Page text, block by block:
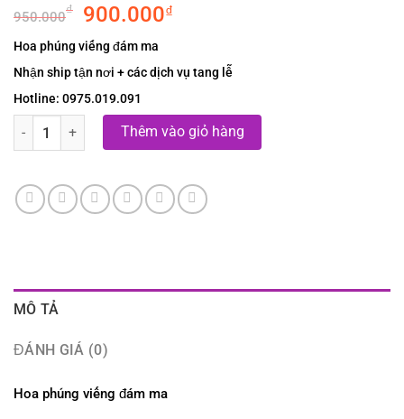
950.000₫
Original
price
was:
950.000₫.
900.000₫Current
900.000₫.
Hoa phúng viếng đám ma
Nhận ship tận nơi + các dịch vụ tang lễ
Hotline: 0975.019.091
Hoa phúng viếng đám ma - mã sp 71 số lượng
Thêm vào giỏ hàng
MÔ TẢ
ĐÁNH GIÁ (0)
Hoa phúng viếng đám ma